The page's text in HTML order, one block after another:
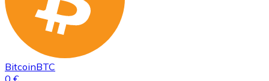
BitcoinBTC
0 €